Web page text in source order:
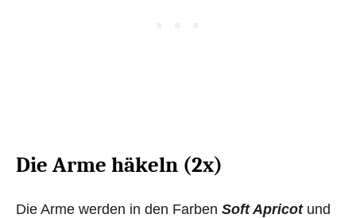
Die Arme häkeln (2x)
Die Arme werden in den Farben Soft Apricotund